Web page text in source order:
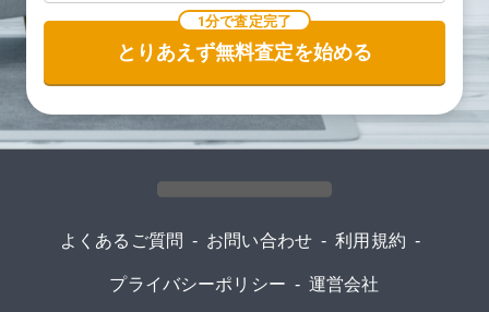
1分で査定完了
とりあえず無料査定を始める
よくあるご質問 - お問い合わせ - 利用規約 -
プライバシーポリシー - 運営会社